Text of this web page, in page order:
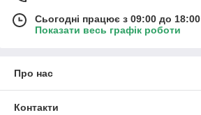
Сьогодні працює з 09:00 до 18:00
Показати весь графік роботи
Про нас
Контакти